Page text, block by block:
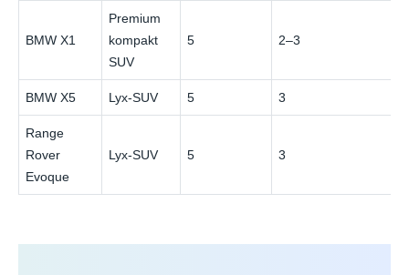
BMW X1
Premium
kompakt
SUV
5 2–3
BMW X5 Lyx-SUV 5 3
Range
Rover
Evoque
Lyx-SUV 5 3